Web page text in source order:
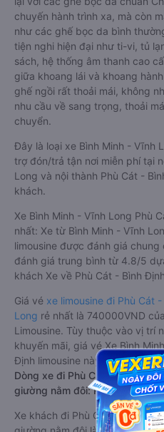
chuyến hành trình xa, mà còn
như các ghế bọc da bình
tiện nghi hiện đại như ti-vi, tủ
sách, hệ thống âm thanh cao
giữa khoang lái và khoang
ghế ngồi rất thoải mái, không
nhu cầu về sang trọng, thoải
chuyển.
Đây là loại xe Bình Minh - Vĩnh
trợ đón/trả tận nơi miễn phí tại
Long và nội thành Phù Cát -
khách.
Xe Bình Minh - Vĩnh Long Phù
nhất: Xe từ Bình Minh - Vĩnh
limousine được đánh giá
đánh giá trung bình từ 4.8/5
khách Xe về Phù Cát - Bình
Giá vé xe limousine đi Phù Cát
Long rẻ nhất là 740000VND
Limousine. Tùy thuộc vào vị trí
khuyến mãi, giá vé Xe Bình
Định limousine này có thể sẽ rẻ
Dòng xe đi Phù Cát - Bình Định
giường nằm đôi: Riêng tư, đầy
Xe khách đi Phù Cát - Bình